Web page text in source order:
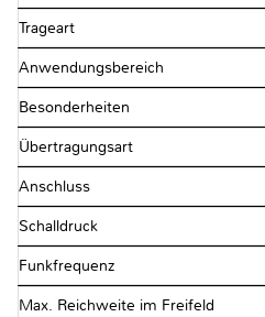
Trageart
Anwendungsbereich
Besonderheiten
Übertragungsart
Anschluss
Schalldruck
Funkfrequenz
Max. Reichweite im Freifeld